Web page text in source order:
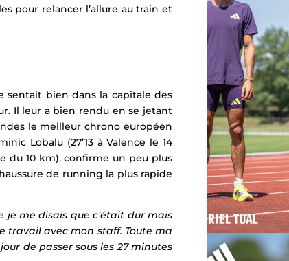
pour relancer l’allure au train et
sentait bien dans la capitale des
Il leur a bien rendu en se jetant
le meilleur chrono européen
Lobalu (27’13 à Valence le 14
du 10 km),confirme un peu plus
de running la plus rapide
me disais que c’était dur mais
travail avec mon staff. Toute ma
de passer sous les 27 minutes